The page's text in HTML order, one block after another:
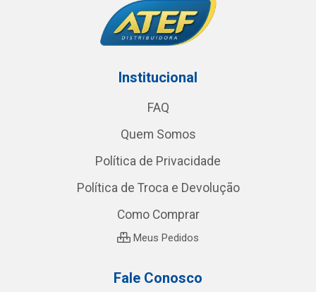
Institucional
FAQ
Quem Somos
Política de Privacidade
Política de Troca e Devolução
Como Comprar
Meus Pedidos
Fale Conosco